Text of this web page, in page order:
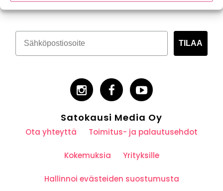
TILAA
Satokausi Media Oy
Ota yhteyttä Toimitus- ja palautusehdot
Kokemuksia Yrityksille
Hallinnoi evästeiden suostumusta